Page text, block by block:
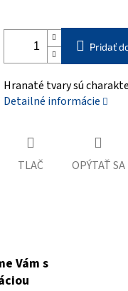
Pridať
Hranaté tvary sú
Detailné informácie
TLAČ OPÝTAŤ SA
Vám s